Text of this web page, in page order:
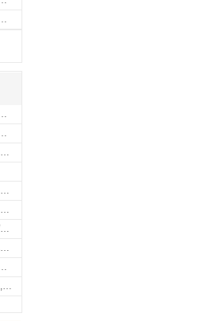
翻新工程,台中老屋翻新工程,台中舊屋翻新
工程 ,桃園結構補強工程,龍潭結構補強工程
業拆除工程/挖土機出租
全昇環保-廢五金回收/工廠設備收購/機械設備回收/高價收購廠房設備
瑞昌機械堆高機-堆高機收購,新北市堆高機,桃園堆高機
睛展貨架工廠-展示架工廠,陳列架,台中展示架工廠
翊棠工程有限公司-工廠配電/高雄消防機電公司
上吉錸拆除工程-打石拆除,桃園打石拆除,桃園拆除工程
地板-台南超耐磨地板
和亞風業-通風工程,排風工程,彰化通風工程,彰化排風工程